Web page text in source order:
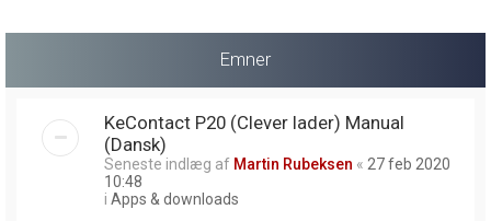
Emner
KeContact P20 (Clever lader) Manual
(Dansk)
Seneste indlæg af Martin Rubeksen « 27 feb 2020
10:48
i Apps & downloads